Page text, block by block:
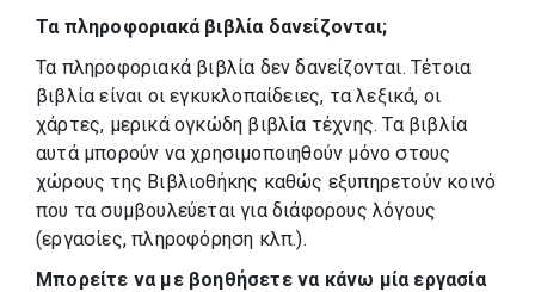
Τα πληροφοριακά βιβλία δανείζονται;
Τα πληροφοριακά βιβλία δεν δανείζονται. Τέτοια
βιβλία είναι οι εγκυκλοπαίδειες, τα λεξικά, οι
χάρτες, μερικά ογκώδη βιβλία τέχνης. Τα βιβλία
αυτά μπορούν να χρησιμοποιηθούν μόνο στους
χώρους της Βιβλιοθήκης καθώς εξυπηρετούν κοινό
που τα συμβουλεύεται για διάφορους λόγους
(εργασίες, πληροφόρηση κλπ.).
Μπορείτε να με βοηθήσετε να κάνω μία εργασία